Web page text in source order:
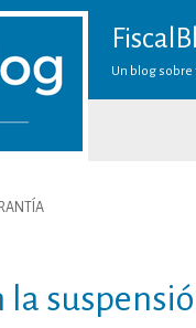
Un blog sobre
la